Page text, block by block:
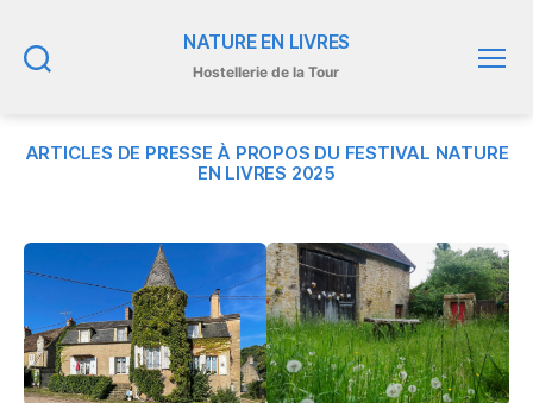
NATURE EN LIVRES
Hostellerie de la Tour
ARTICLES DE PRESSE À PROPOS DU FESTIVAL NATURE
EN LIVRES 2025